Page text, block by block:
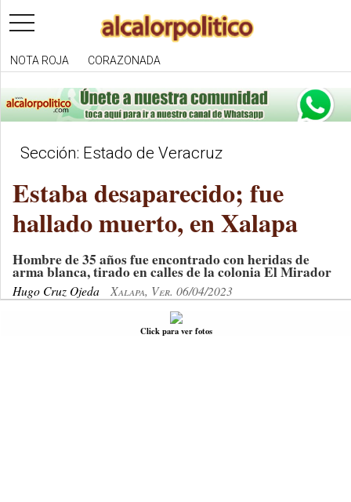
toggle
navigation
NOTA ROJA CORAZONADA
Sección: Estado de Veracruz
Estaba desaparecido; fue
hallado muerto, en Xalapa
Hombre de 35 años fue encontrado con heridas de
arma blanca, tirado en calles de la colonia El Mirador
Hugo Cruz Ojeda Xalapa, Ver. 06/04/2023
Click para ver fotos